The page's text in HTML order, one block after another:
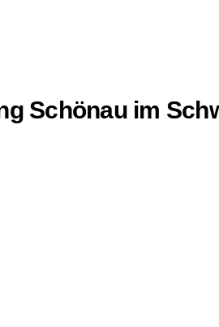
Schönau im